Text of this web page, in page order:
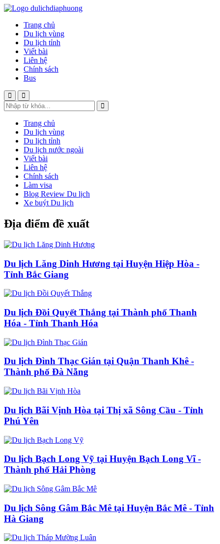
Trang chủ
Du lịch vùng
Du lịch tỉnh
Viết bài
Liên hệ
Chính sách
Bus
Trang chủ
Du lịch vùng
Du lịch tỉnh
Du lịch nước ngoài
Viết bài
Liên hệ
Chính sách
Làm visa
Blog Review Du lịch
Xe buýt Du lịch
Địa điểm đề xuất
Du lịch Lăng Dinh Hương tại Huyện Hiệp Hòa -
Tỉnh Bắc Giang
Du lịch Đồi Quyết Thắng tại Thành phố Thanh
Hóa - Tỉnh Thanh Hóa
Du lịch Đình Thạc Gián tại Quận Thanh Khê -
Thành phố Đà Nẵng
Du lịch Bãi Vịnh Hòa tại Thị xã Sông Cầu - Tỉnh
Phú Yên
Du lịch Bạch Long Vỹ tại Huyện Bạch Long Vĩ -
Thành phố Hải Phòng
Du lịch Sông Gâm Bắc Mê tại Huyện Bắc Mê - Tỉnh
Hà Giang